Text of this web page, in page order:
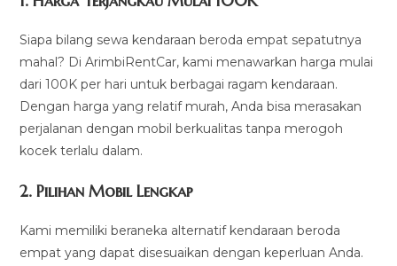
Siapa bilang sewa kendaraan beroda empat sepatutnya
mahal? Di ArimbiRentCar, kami menawarkan harga mulai
dari 100K per hari untuk berbagai ragam kendaraan.
Dengan harga yang relatif murah, Anda bisa merasakan
perjalanan dengan mobil berkualitas tanpa merogoh
kocek terlalu dalam.
2. Pilihan Mobil Lengkap
Kami memiliki beraneka alternatif kendaraan beroda
empat yang dapat disesuaikan dengan keperluan Anda.